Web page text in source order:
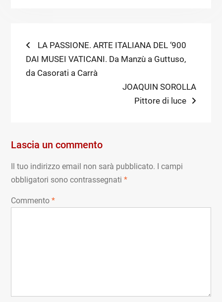
Navigazione
articoli
Previous
post:
LA PASSIONE. ARTE ITALIANA DEL ‘900
DAI MUSEI VATICANI. Da Manzù a Guttuso,
da Casorati a Carrà
Next
post:
JOAQUIN SOROLLA
Pittore di luce
Lascia un commento
Il tuo indirizzo email non sarà pubblicato.
I campi
obbligatori sono contrassegnati *
Commento *